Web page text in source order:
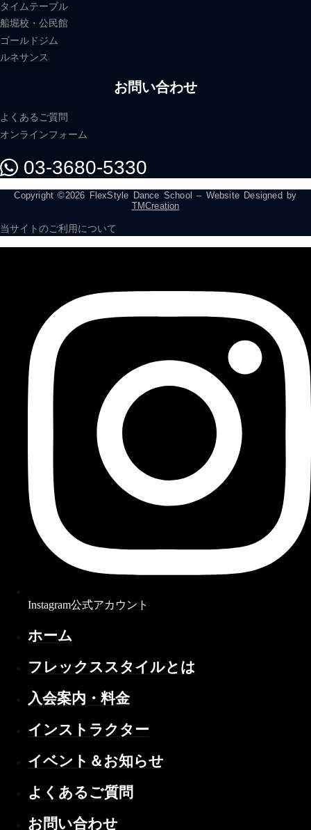
タイムテーブル
船堀校・公民館
ゴールドジム
ルネサンス
お問い合わせ
よくあるご質問
オンラインフォーム
03-3680-5330
Copyright ©2026 FlexStyle Dance School – Website Designed by
TMCreation
当サイトのご利用について
Instagram公式アカウント
ホーム
フレックススタイルとは
入会案内・料金
インストラクター
イベント＆お知らせ
よくあるご質問
お問い合わせ